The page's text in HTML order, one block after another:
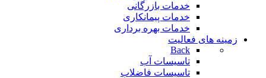
خدمات بازرگانی
خدمات پیمانکاری
خدمات بهره برداری
زمینه های فعالیت
Back
تاسیسات آب
تاسیسات فاضلاب